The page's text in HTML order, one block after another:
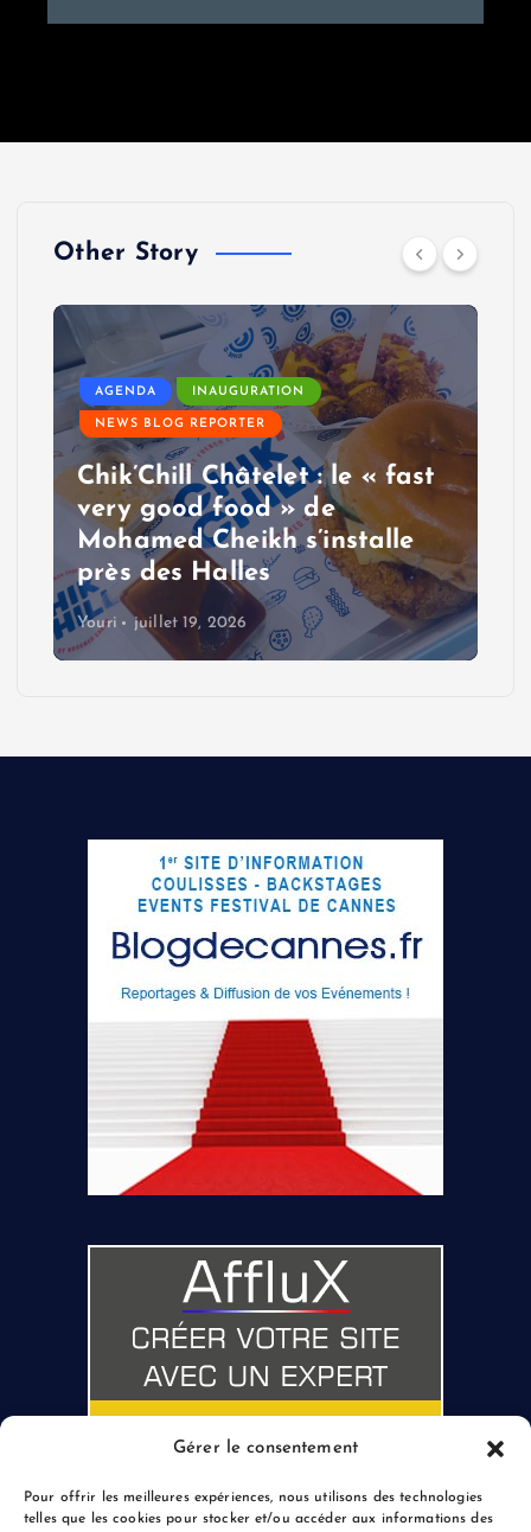
Gérer le consentement
Pour offrir les meilleures expériences, nous utilisons des technologies
telles que les cookies pour stocker et/ou accéder aux informations des
Other Story
AGENDA INAUGURATION
NEWS BLOG REPORTER
Chik’Chill Châtelet : le « fast
very good food » de
Mohamed Cheikh s’installe
près des Halles
Youri juillet 19, 2026